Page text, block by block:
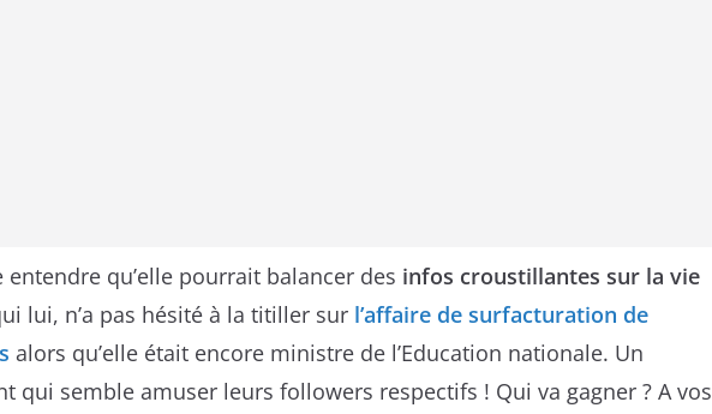
qu’elle pourrait balancer des infos croustillantes sur la vie
lui, n’a pas hésité à la titiller sur l’affaire de surfacturation de
alors qu’elle était encore ministre de l’Education nationale. Un
qui semble amuser leurs followers respectifs ! Qui va gagner ? A vos